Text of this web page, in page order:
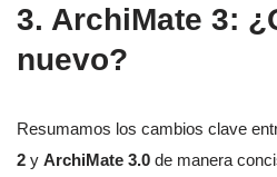
3. ArchiMate 3:
nuevo?
Resumamos los cambios clave
2 y ArchiMate 3.0 de manera